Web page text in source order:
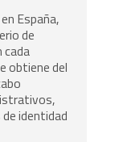
España,
de
cada
obtiene del
identidad